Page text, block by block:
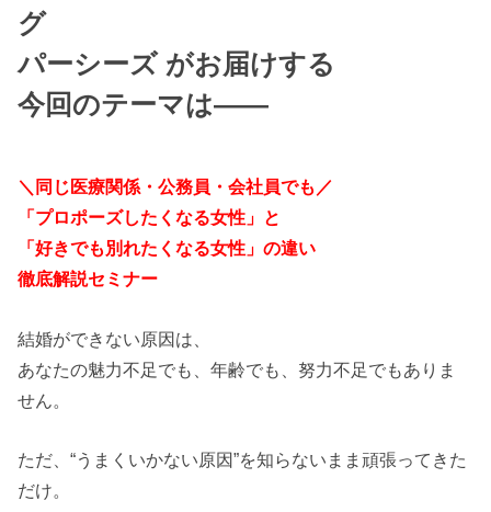
グ
パーシーズ がお届けする
今回のテーマは――
＼同じ医療関係・公務員・会社員でも／
「プロポーズしたくなる女性」と
「好きでも別れたくなる女性」の違い
徹底解説セミナー
結婚ができない原因は、
あなたの魅力不足でも、年齢でも、努力不足でもありま
せん。
ただ、“うまくいかない原因”を知らないまま頑張ってきた
だけ。